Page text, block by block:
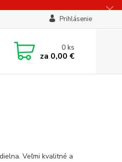
Prihlásenie
0ks
za 0,00 €
Veľmi kvalitné a